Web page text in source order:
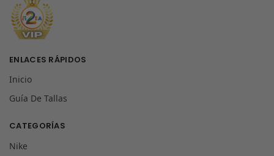
ENLACES RÁPIDOS
Inicio
Guía De Tallas
CATEGORÍAS
Nike